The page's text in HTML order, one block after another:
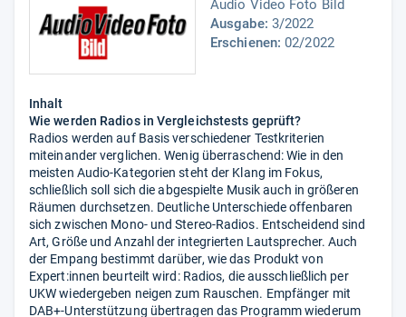
Audio Video Foto Bild
Ausgabe: 3/2022
Erschienen: 02/2022
Inhalt
Wie werden Radios in Vergleichstests geprüft?
Radios werden auf Basis verschiedener Testkriterien
miteinander verglichen. Wenig überraschend: Wie in den
meisten Audio-Kategorien steht der Klang im Fokus,
schließlich soll sich die abgespielte Musik auch in größeren
Räumen durchsetzen. Deutliche Unterschiede offenbaren
sich zwischen Mono- und Stereo-Radios. Entscheidend sind
Art, Größe und Anzahl der integrierten Lautsprecher. Auch
der Empang bestimmt darüber, wie das Produkt von
Expert:innen beurteilt wird: Radios, die ausschließlich per
UKW wiedergeben neigen zum Rauschen. Empfänger mit
DAB+-Unterstützung übertragen das Programm wiederum